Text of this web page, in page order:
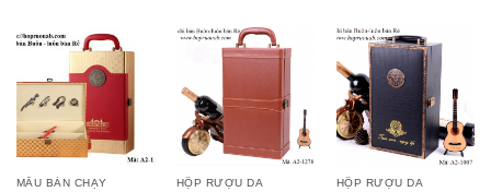
MẪU BÁN CHẠY HỘP RƯỢU DA HỘP RƯỢU DA